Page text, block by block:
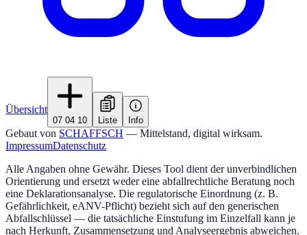
Übersicht
07 04 10 Liste Info
Gebaut von SCHAFFSCH — Mittelstand, digital wirksam.
ImpressumDatenschutz
Alle Angaben ohne Gewähr. Dieses Tool dient der unverbindlichen
Orientierung und ersetzt weder eine abfallrechtliche Beratung noch
eine Deklarationsanalyse. Die regulatorische Einordnung (z. B.
Gefährlichkeit, eANV-Pflicht) bezieht sich auf den generischen
Abfallschlüssel — die tatsächliche Einstufung im Einzelfall kann je
nach Herkunft, Zusammensetzung und Analyseergebnis abweichen.